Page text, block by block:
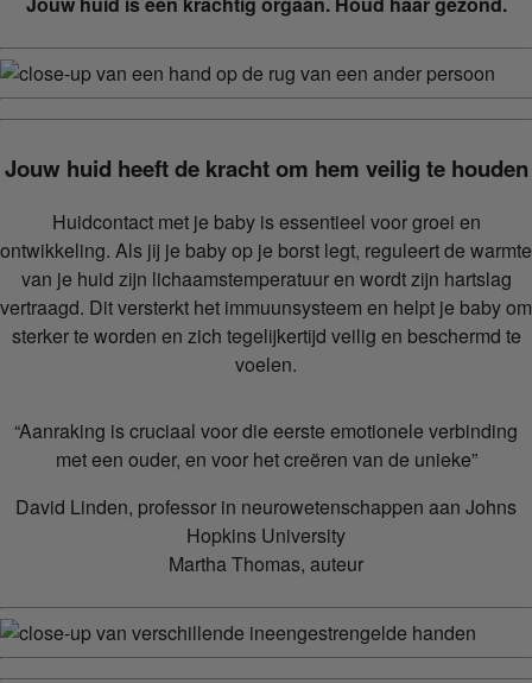
Jouw huid heeft de kracht om hem veilig te houden
Huidcontact met je baby is essentieel voor groei en
ontwikkeling. Als jij je baby op je borst legt, reguleert de warmte
van je huid zijn lichaamstemperatuur en wordt zijn hartslag
vertraagd. Dit versterkt het immuunsysteem en helpt je baby om
sterker te worden en zich tegelijkertijd veilig en beschermd te
voelen.
“Aanraking is cruciaal voor die eerste emotionele verbinding
met een ouder, en voor het creëren van de unieke”
David Linden, professor in neurowetenschappen aan Johns
Hopkins University
Martha Thomas, auteur